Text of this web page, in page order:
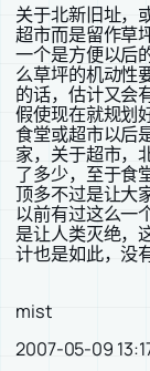
关于北新旧址，
超市而是留作草
一个是方便以后
么草坪的机动性
的话，估计又会
假使现在就规划
食堂或超市以后
家，关于超市，
了多少，至于食
顶多不过是让大
以前有过这么一
是让人类灭绝，
计也是如此，没
mist
2007-05-09